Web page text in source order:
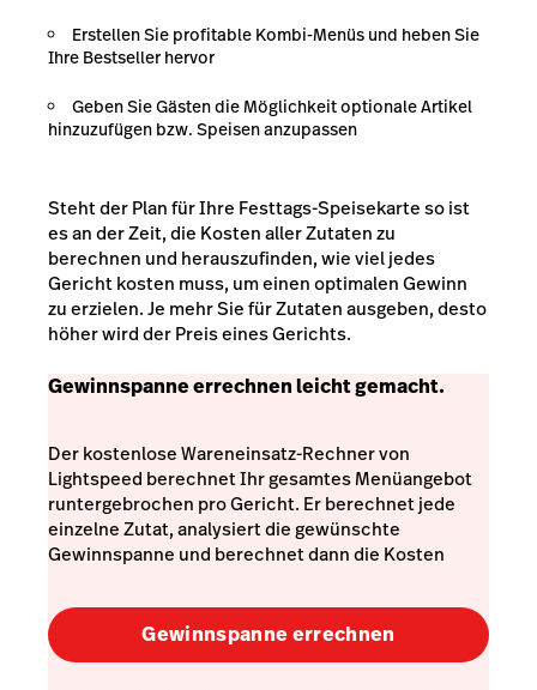
Erstellen Sie profitable Kombi-Menüs und heben Sie
Ihre Bestseller hervor
Geben Sie Gästen die Möglichkeit optionale Artikel
hinzuzufügen bzw. Speisen anzupassen
Steht der Plan für Ihre Festtags-Speisekarte so ist
es an der Zeit, die Kosten aller Zutaten zu
berechnen und herauszufinden, wie viel jedes
Gericht kosten muss, um einen optimalen Gewinn
zu erzielen. Je mehr Sie für Zutaten ausgeben, desto
höher wird der Preis eines Gerichts.
Gewinnspanne errechnen leicht gemacht.
Der kostenlose Wareneinsatz-Rechner von
Lightspeed berechnet Ihr gesamtes Menüangebot
runtergebrochen pro Gericht. Er berechnet jede
einzelne Zutat, analysiert die gewünschte
Gewinnspanne und berechnet dann die Kosten
Gewinnspanne errechnen